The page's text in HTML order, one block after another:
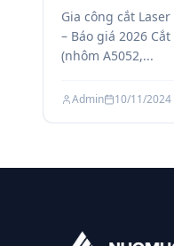
Gia công cắt
– Báo giá 2026
(nhôm A5052,...
Admin 10/11/2024